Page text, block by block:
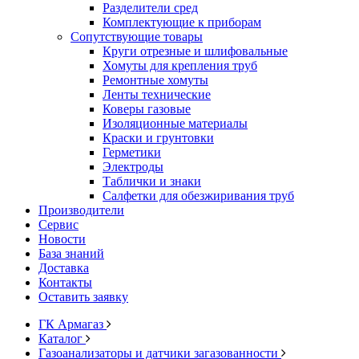
Разделители сред
Комплектующие к приборам
Сопутствующие товары
Круги отрезные и шлифовальные
Хомуты для крепления труб
Ремонтные хомуты
Ленты технические
Коверы газовые
Изоляционные материалы
Краски и грунтовки
Герметики
Электроды
Таблички и знаки
Салфетки для обезжиривания труб
Производители
Сервис
Новости
База знаний
Доставка
Контакты
Оставить заявку
ГК Армагаз
Каталог
Газоанализаторы и датчики загазованности